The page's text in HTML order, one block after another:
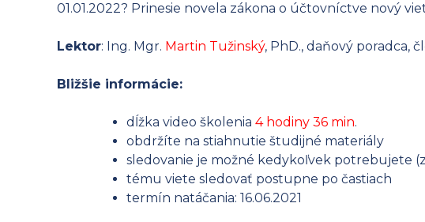
01.01.2022? Prinesie novela zákona o účtovníctve nový
Lektor: Ing. Mgr. Martin Tužinský, PhD., daňový poradca,
Bližšie informácie:
dĺžka video školenia 4 hodiny 36 min.
obdržíte na stiahnutie študijné materiály
sledovanie je možné kedykoľvek potrebujete
tému viete sledovať postupne po častiach
termín natáčania: 16.06.2021